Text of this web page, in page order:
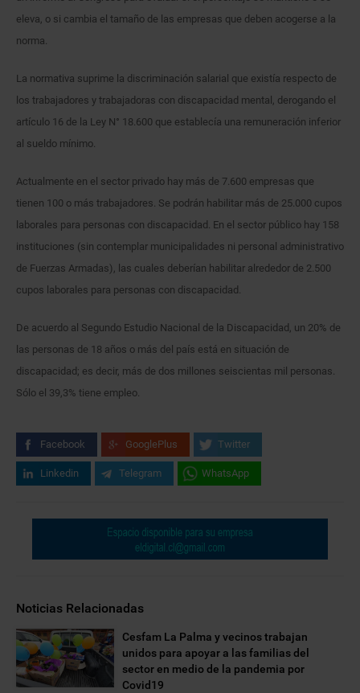
eleva, o si cambia el tamaño de las empresas que deben acogerse a la
norma.
La normativa suprime la discriminación salarial que existía respecto de
los trabajadores y trabajadoras con discapacidad mental, derogando el
artículo 16 de la Ley N° 18.600 que establecía una remuneración inferior
al sueldo mínimo.
Actualmente en el sector privado hay más de 7.600 empresas que
tienen 100 o más trabajadores. Se podrán habilitar más de 25.000 cupos
laborales para personas con discapacidad. En el sector público hay 158
instituciones (sin contemplar municipalidades ni personal administrativo
de Fuerzas Armadas), las cuales deberían habilitar alrededor de 2.500
cupos laborales para personas con discapacidad.
De acuerdo al Segundo Estudio Nacional de la Discapacidad, un 20% de
las personas de 18 años o más del país está en situación de
discapacidad; es decir, más de dos millones seiscientas mil personas.
Sólo el 39,3% tiene empleo.
Facebook GooglePlus Twitter
Linkedin Telegram WhatsApp
Noticias Relacionadas
Cesfam La Palma y vecinos trabajan
unidos para apoyar a las familias del
sector en medio de la pandemia por
Covid19